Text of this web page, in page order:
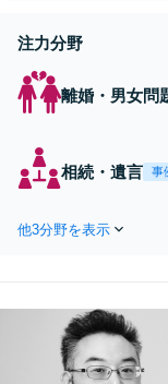
注力分野
離婚・男女問
相続・遺言 事
他3分野を表示